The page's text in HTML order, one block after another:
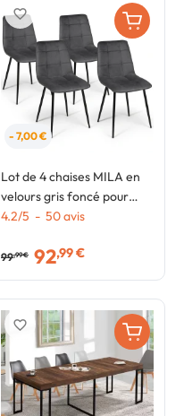
- 7,00 €
Lot de 4 chaises MILA en
velours gris foncé pour
salle à manger
4.2/5 - 50avis
99,99 € 92,99 €
favorite_border
favorite_border